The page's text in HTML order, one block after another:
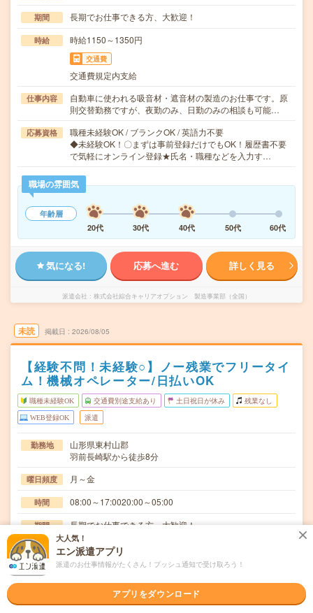
期間 長期でお仕事できる方、大歓迎！
時給 時給1150～1350円
交通費
交通費規定内支給
仕事内容
自動車に使われる吸音材・遮音材の製造のお仕事です。原
則交替勤務ですが、夜勤のみ、日勤のみの相談も可能…
応募資格
職種未経験OK / ブランクOK / 英語力不要
◆未経験OK！〇まずは事前登録だけでもOK！履歴書不要
で気軽にオンライン登録★氏名・職種などを入力す…
職場の雰囲気
年齢層
20代
30代 40代 50代 60代
気になる! 応募へ進む 詳しく見る
派遣会社 株式会社綜合キャリアオプション 製造事業部（全国）
未読 掲載日 2026/08/05
【経験不問！未経験○】ノー残業でフリータイ
ム！機械オペレーター/日払いOK
職種未経験OK 交通費別途支給あり 土日祝日が休み 残業なし
WEB登録OK 派遣
勤務地
山形県東村山郡
羽前長崎駅から徒歩8分
曜日頻度 月～金
時間 08:00～17:0020:00～05:00
期間 長期でお仕事できる方、大歓迎！
時給 時給1150円
交通費
交通費規定内支給
仕事内容
機械に材料をセットし、ボタン操作で自動加工。加工用の
大人気！
エン派遣アプリ
派遣のお仕事情報がたくさん！プッシュ通知で受け取ろう！
アプリをダウンロード